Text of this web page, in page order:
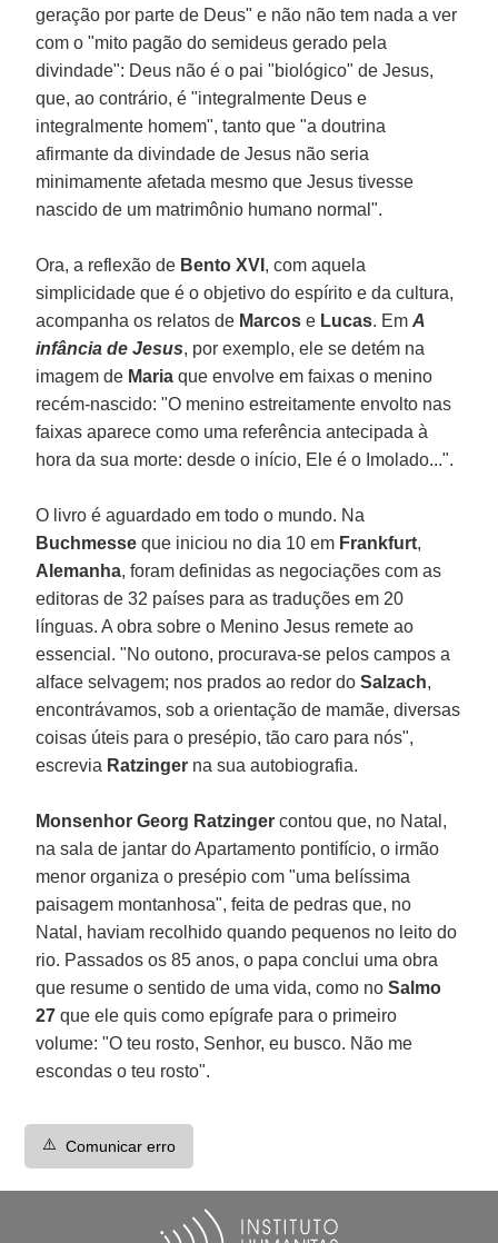
geração por parte de Deus" e não não tem nada a ver
com o "mito pagão do semideus gerado pela
divindade": Deus não é o pai "biológico" de Jesus,
que, ao contrário, é "integralmente Deus e
integralmente homem", tanto que "a doutrina
afirmante da divindade de Jesus não seria
minimamente afetada mesmo que Jesus tivesse
nascido de um matrimônio humano normal".
Ora, a reflexão de Bento XVI , com aquela
simplicidade que é o objetivo do espírito e da cultura,
acompanha os relatos de Marcose Lucas. EmA
infância de Jesus, por exemplo, ele se detém na
imagem de Mariaque envolve em faixas o menino
recém-nascido: "O menino estreitamente envolto nas
faixas aparece como uma referência antecipada à
hora da sua morte: desde o início, Ele é o Imolado...".
O livro é aguardado em todo o mundo. Na
Buchmesseque iniciou no dia 10 em Frankfurt,
Alemanha, foram definidas as negociações com as
editoras de 32 países para as traduções em 20
línguas. A obra sobre o Menino Jesus remete ao
essencial. "No outono, procurava-se pelos campos a
alface selvagem; nos prados ao redor doSalzach,
encontrávamos, sob a orientação de mamãe, diversas
coisas úteis para o presépio, tão caro para nós",
escrevia Ratzinger na sua autobiografia.
Monsenhor Georg Ratzingercontou que, no Natal,
na sala de jantar do Apartamento pontifício, o irmão
menor organiza o presépio com "uma belíssima
paisagem montanhosa", feita de pedras que, no
Natal, haviam recolhido quando pequenos no leito do
rio. Passados os 85 anos, o papa conclui uma obra
que resume o sentido de uma vida, como noSalmo
27que ele quis como epígrafe para o primeiro
volume: "O teu rosto, Senhor, eu busco. Não me
escondas o teu rosto".
⚠️ Comunicar erro